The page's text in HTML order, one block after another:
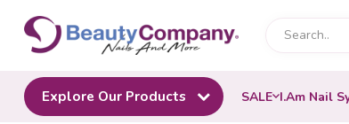
Explore Our Products SALE I.Am Nail